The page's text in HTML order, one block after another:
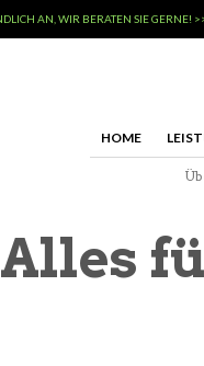
AN, WIR BERATEN SIE GERNE!
HOME
Alles